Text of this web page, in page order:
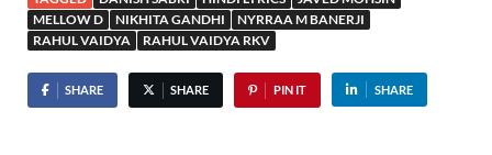
MELLOW D
NIKHITA GANDHI
NYRRAA M BANERJI
RAHUL VAIDYA
RAHUL VAIDYA RKV
SHARE SHARE PIN IT SHARE